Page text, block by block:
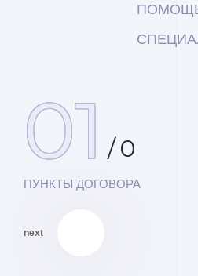
01 /0
ПУНКТЫ ДОГОВОРА
next